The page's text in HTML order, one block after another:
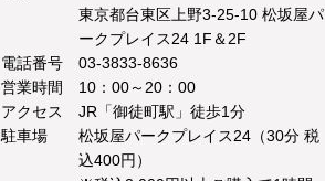
東京都台東区上野3-25-10 松坂屋パ
ークプレイス24 1F＆2F
電話番号
03-3833-8636
営業時間
10：00～20：00
アクセス
JR「御徒町駅」徒歩1分
駐車場
松坂屋パークプレイス24（30分 税
込400円）